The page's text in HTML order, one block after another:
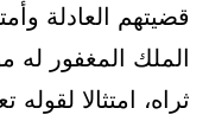
قضيتهم العادلة
الملك المغفور له
ثراه، امتثالا لقوله